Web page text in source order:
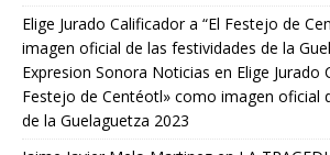
Elige Jurado Calificador a “El Festejo de
imagen oficial de las festividades de la
Expresion Sonora Noticias en Elige Jurado
Festejo de Centéotl» como imagen oficial
de la Guelaguetza 2023